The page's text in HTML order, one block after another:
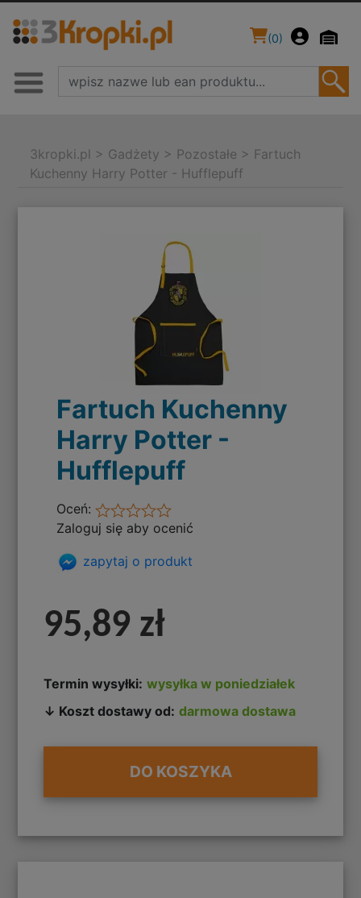
(0)
3kropki.pl > Gadżety > Pozostałe > Fartuch
Kuchenny Harry Potter - Hufflepuff
Fartuch Kuchenny
Harry Potter -
Hufflepuff
Oceń:
Zaloguj się aby ocenić
zapytaj o produkt
95,89 zł
Termin wysyłki: wysyłka w poniedziałek
↓ Koszt dostawy od: darmowa dostawa
DO KOSZYKA